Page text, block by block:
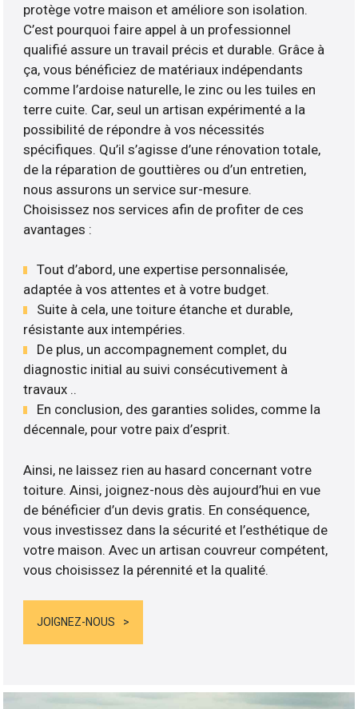
protège votre maison et améliore son isolation.
C’est pourquoi faire appel à un professionnel
qualifié assure un travail précis et durable. Grâce à
ça, vous bénéficiez de matériaux indépendants
comme l’ardoise naturelle, le zinc ou les tuiles en
terre cuite. Car, seul un artisan expérimenté a la
possibilité de répondre à vos nécessités
spécifiques. Qu’il s’agisse d’une rénovation totale,
de la réparation de gouttières ou d’un entretien,
nous assurons un service sur-mesure.
Choisissez nos services afin de profiter de ces
avantages :
Tout d’abord, une expertise personnalisée,
adaptée à vos attentes et à votre budget.
Suite à cela, une toiture étanche et durable,
résistante aux intempéries.
De plus, un accompagnement complet, du
diagnostic initial au suivi consécutivement à
travaux ..
En conclusion, des garanties solides, comme la
décennale, pour votre paix d’esprit.
Ainsi, ne laissez rien au hasard concernant votre
toiture. Ainsi, joignez-nous dès aujourd’hui en vue
de bénéficier d’un devis gratis. En conséquence,
vous investissez dans la sécurité et l’esthétique de
votre maison. Avec un artisan couvreur compétent,
vous choisissez la pérennité et la qualité.
JOIGNEZ-NOUS